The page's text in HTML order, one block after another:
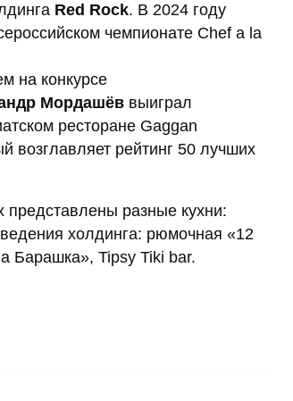
Red Rock. В 2024 году
чемпионате Chef a la
на конкурсе
Мордашёв выиграл
ресторане Gaggan
возглавляет рейтинг 50 лучших
представлены разные кухни:
холдинга: рюмочная «12
Барашка», Tipsy Tiki bar.